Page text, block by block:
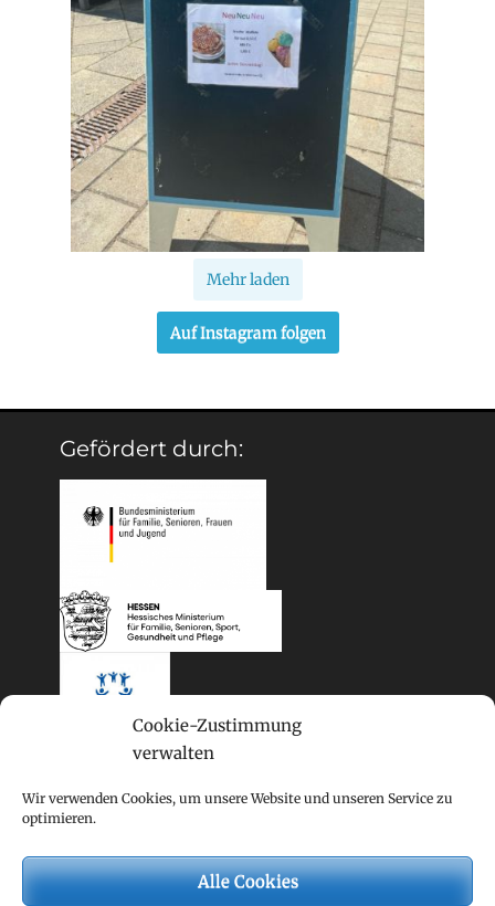
Cookie-Zustimmung
verwalten
Wir verwenden Cookies, um unsere Website und unseren Service zu
optimieren.
Alle Cookies
Mehr laden
Auf Instagram folgen
Gefördert durch: